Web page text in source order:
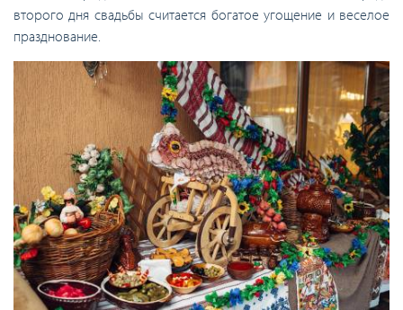
второго дня свадьбы считается богатое угощение и веселое
празднование.